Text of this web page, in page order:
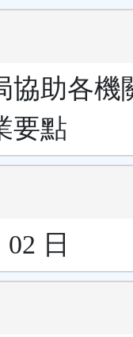
協助各機
要點
日